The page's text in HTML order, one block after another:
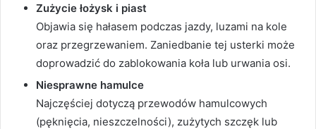
Zużycie łożysk i piast
Objawia się hałasem podczas jazdy, luzami na kole
oraz przegrzewaniem. Zaniedbanie tej usterki może
doprowadzić do zablokowania koła lub urwania osi.
Niesprawne hamulce
Najczęściej dotyczą przewodów hamulcowych
(pęknięcia, nieszczelności), zużytych szczęk lub